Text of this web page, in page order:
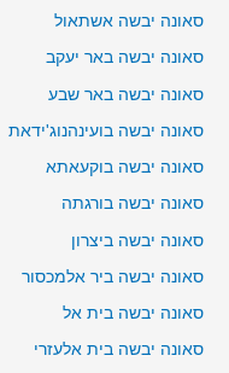
סאונה יבשה אשתאול
סאונה יבשה באר יעקב
סאונה יבשה באר שבע
סאונה יבשה בועינהנוג'ידאת
סאונה יבשה בוקעאתא
סאונה יבשה בורגתה
סאונה יבשה ביצרון
סאונה יבשה ביר אלמכסור
סאונה יבשה בית אל
סאונה יבשה בית אלעזרי